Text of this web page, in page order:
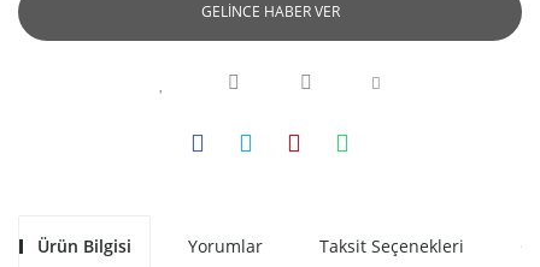
GELİNCE HABER VER
Ürün Bilgisi Yorumlar Taksit Seçenekleri